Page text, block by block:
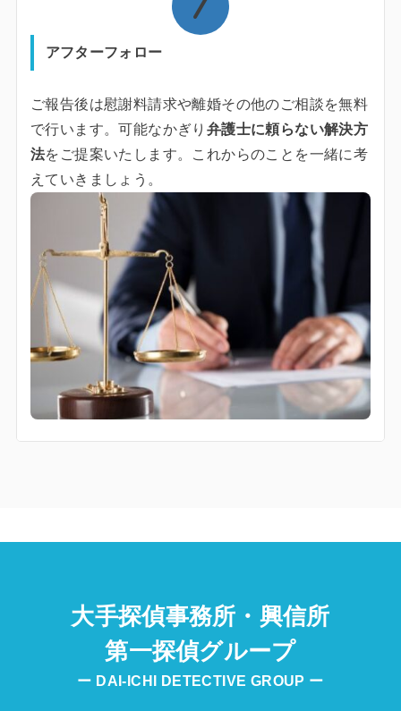
アフターフォロー
ご報告後は慰謝料請求や離婚その他のご相談を無料
で行います。可能なかぎり 弁護士に頼らない解決方
法をご提案いたします。これからのことを一緒に考
えていきましょう。
大手探偵事務所・興信所
第一探偵グループ
ー DAI-ICHI DETECTIVE GROUP ー